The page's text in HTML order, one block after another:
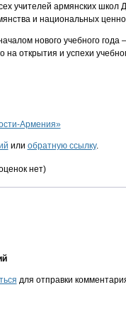
учителей армянских школ
и национальных
нового учебного
на открытия и успехи
Армения»
или обратную ссылку.
нет)
для отправки